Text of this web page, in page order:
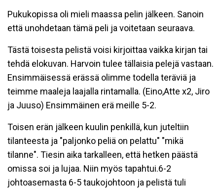
Pukukopissa oli mieli maassa pelin jälkeen. Sanoin
että unohdetaan tämä peli ja voitetaan seuraava.
Tästä toisesta pelistä voisi kirjoittaa vaikka kirjan tai
tehdä elokuvan. Harvoin tulee tällaisia pelejä vastaan.
Ensimmäisessä erässä olimme todella teräviä ja
teimme maaleja laajalla rintamalla. (Eino,Atte x2, Jiro
ja Juuso) Ensimmäinen erä meille 5-2.
Toisen erän jälkeen kuulin penkillä, kun juteltiin
tilanteesta ja "paljonko peliä on pelattu" "mikä
tilanne". Tiesin aika tarkalleen, että hetken päästä
omissa soi ja lujaa. Niin myös tapahtui.6-2
johtoasemasta 6-5 taukojohtoon ja pelistä tuli